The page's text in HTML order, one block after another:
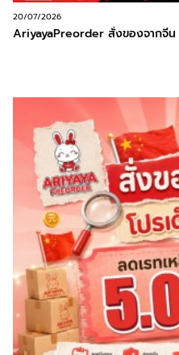
20/07/2026
AriyayaPreorder สั่งของจากจี